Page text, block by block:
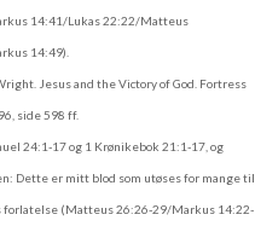
14:41/Lukas 22:22/Matteus
14:49).
Jesus and the Victory of God. Fortress
side 598 ff.
24:1-17 og 1 Krønikebok 21:1-17, og
Dette er mitt blod som utøses for mange til
forlatelse (Matteus 26:26-29/Markus 14:22-